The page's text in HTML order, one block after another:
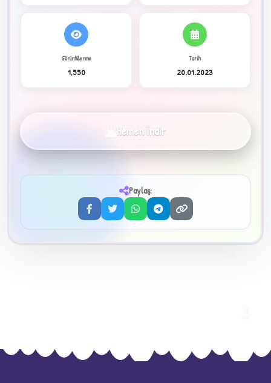
Görüntülenme
1,550
Tarih
20.01.2023
Hemen İndir
Paylaş: